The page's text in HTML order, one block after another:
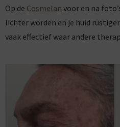
Op de Cosmelan voor en na
lichter worden en je huid
vaak effectief waar andere